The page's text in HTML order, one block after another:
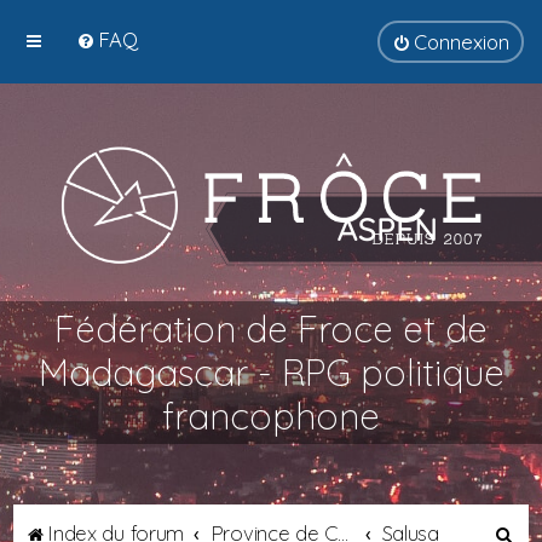
FAQ Connexion
Fédération de Froce et de
Madagascar - RPG politique
francophone
Index du forum Province de Catalogne Salusa